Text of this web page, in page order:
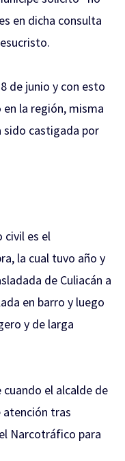
en dicha consulta
de junio y con esto
la región, misma
sido castigada por
civil es el
la cual tuvo año y
de Culiacán a
en barro y luego
y de larga
el alcalde de
tras
Narcotráfico para